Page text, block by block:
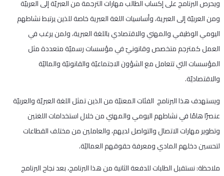
ويحرص البرنامج على إكساب الطالب مهارات الترجمة من العبريّة إلى العربيّة
ومن العربيّة إلى العبرية، وأساسيات اللغة العبرية خاصة للذين يرتبط نشاطهم
اليومي الوظيفي والمهني والاقتصادي باللغة العبرية، ولمن يرغب في
العمل كمترجم متخصص وقانونيّ في مؤسسات رسميّة متعددة مثل
المؤسسات التي تتعامل مع الشؤون الاجتماعيّة والقانونيّة والماليّة
والاقتصاديّة.
ويستهدف هذا البرنامج الفئات المعنيّة من الذين تمثل اللغة العبريّة والعربيّة
عنصرًا هامًا في نشاطهم اليومي والمهني من خلال استخدامات اللغتين
وتطوير مهارات الاتصال والتواصل لديهم، والعاملين من مختلف القطاعات
لتحسين دخلهم المادي ومعرفة حقوقهم العماليّة.
ملاحظة: نستقبل الطلبات للدفعة الثانية من هذا البرنامج، بعد نجاح البرنامج